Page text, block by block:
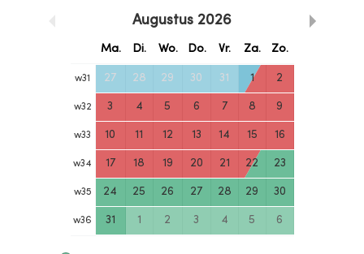
Augustus 2026
Ma. Di. Wo. Do. Vr. Za. Zo.
w31 27 28 29 30 31 1 2
w32 3 4 5 6 7 8 9
w33 10 11 12 13 14 15 16
w34 17 18 19 20 21 22 23
w35 24 25 26 27 28 29 30
w36 31 1 2 3 4 5 6